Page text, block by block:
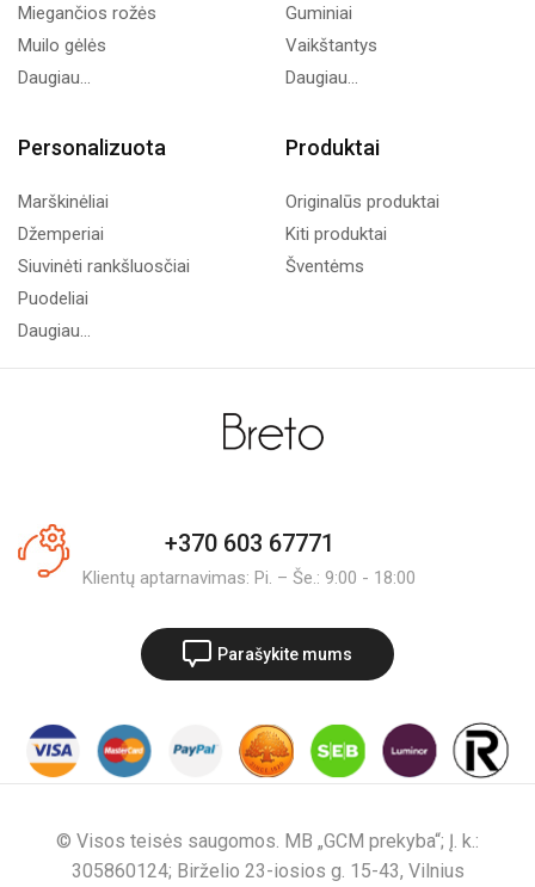
Miegančios rožės
Muilo gėlės
Daugiau...
Guminiai
Vaikštantys
Daugiau...
Personalizuota
Marškinėliai
Džemperiai
Siuvinėti rankšluosčiai
Puodeliai
Daugiau...
Produktai
Originalūs produktai
Kiti produktai
Šventėms
+370 603 67771
Klientų aptarnavimas: Pi. – Še.: 9:00 - 18:00
Parašykite mums
© Visos teisės saugomos. MB „GCM prekyba“; Į. k.:
305860124; Birželio 23-iosios g. 15-43, Vilnius